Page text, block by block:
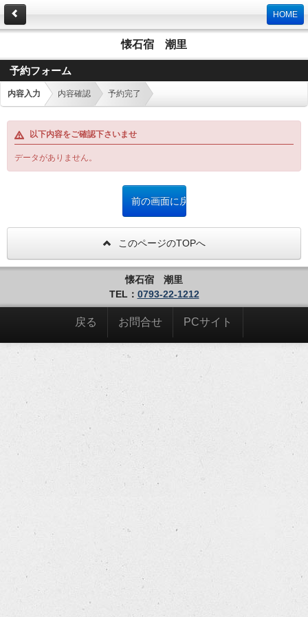
HOME
懐石宿 潮里
予約フォーム
内容入力 内容確認 予約完了
以下内容をご確認下さいませ
データがありません。
このページのTOPへ
懐石宿 潮里
TEL： 0793-22-1212
戻る お問合せ PCサイト